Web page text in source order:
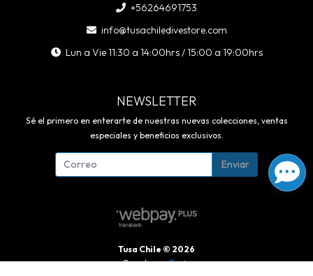
+56264691753
info@tusachiledivestore.com
Lun a Vie 11:30 a 14:00hrs / 15:00 a 19:00hrs
NEWSLETTER
Sé el primero en enterarte de nuestras nuevas colecciones, ventas
especiales y beneficios exclusivos.
Enviar
Tusa Chile © 2026
Creado porBsale